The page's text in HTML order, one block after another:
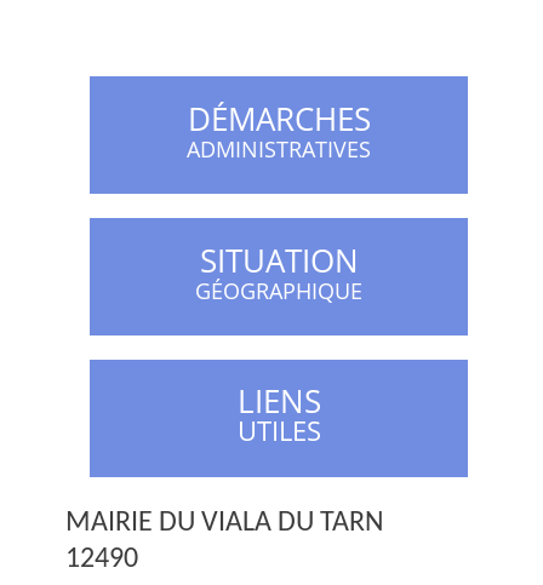
DÉMARCHES
ADMINISTRATIVES
SITUATION
GÉOGRAPHIQUE
LIENS
UTILES
MAIRIE DU VIALA DU TARN
12490